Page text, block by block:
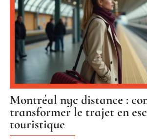
Montréal nyc distance :
transformer le trajet en
touristique